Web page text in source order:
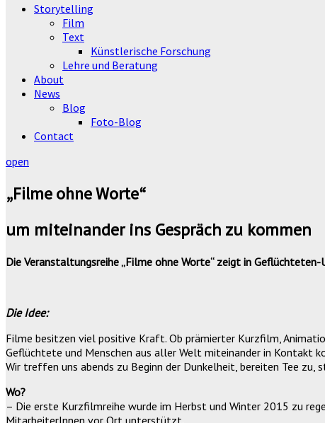
Storytelling
Film
Text
Künstlerische Forschung
Lehre und Beratung
About
News
Blog
Foto-Blog
Contact
open
„Filme ohne Worte“
um miteinander ins Gespräch zu kommen
Die Veranstaltungsreihe „Filme ohne Worte“ zeigt in Geflüchteten-
Die Idee:
Filme besitzen viel positive Kraft. Ob prämierter Kurzfilm,
Geflüchtete und Menschen aus aller Welt miteinander in Kontakt
Wir treffen uns abends zu Beginn der Dunkelheit, bereiten Tee
Wo?
– Die erste Kurzfilmreihe wurde im Herbst und Winter 2015 zu
MitarbeiterInnen vor Ort unterstützt.